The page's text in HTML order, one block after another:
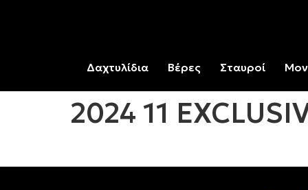
Δαχτυλίδια Βέρες Σταυροί
2024 11